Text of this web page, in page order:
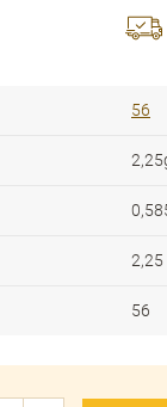
56
2,25
56